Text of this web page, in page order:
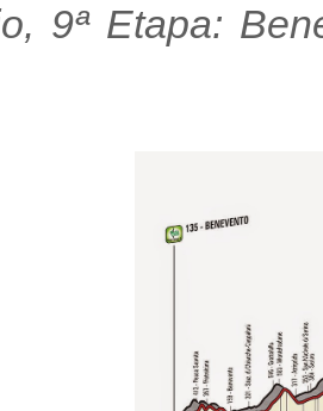
9ª Etapa: